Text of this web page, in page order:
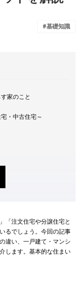
基礎知識
家のこと
・中古住宅～
「注文住宅や分譲住宅と
るでしょう。今回の記事
違い、一戸建て・マンシ
します。基本的な住まい